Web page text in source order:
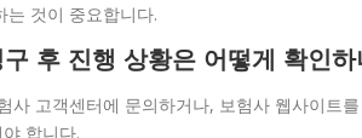
는 것이 중요합니다.
후 진행 상황은 어떻게 확인하
사 고객센터에 문의하거나, 보험사 웹사이트
합니다.